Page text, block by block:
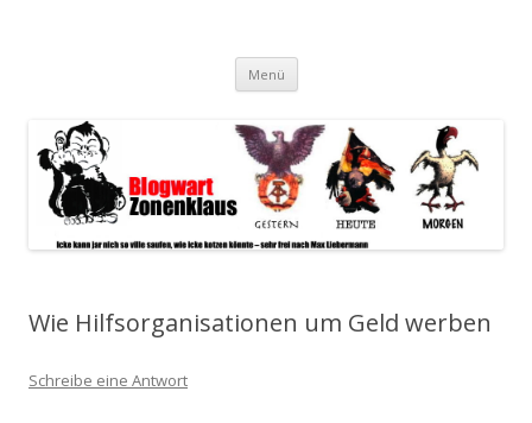
spiegeln im wesentlichen den Gesundheitszustand dieser unserer
Menü Zum
springen
Wie Hilfsorganisationen um Geld werben
Schreibe eine Antwort